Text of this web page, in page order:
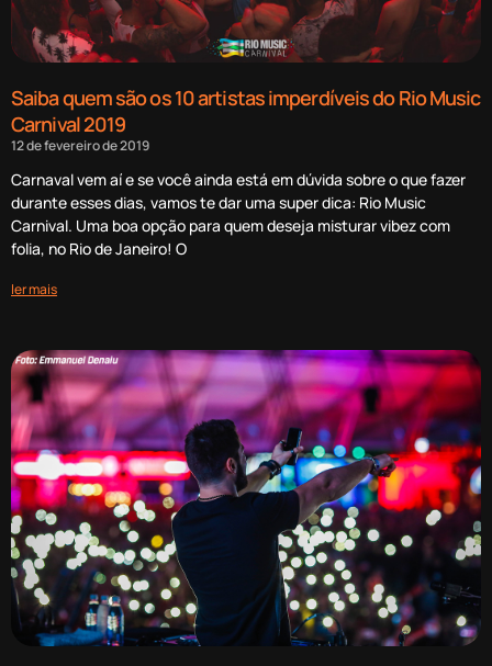
Saiba quem são os 10 artistas imperdíveis do Rio Music
Carnival 2019
12 de fevereiro de 2019
Carnaval vem aí e se você ainda está em dúvida sobre o que fazer
durante esses dias, vamos te dar uma super dica: Rio Music
Carnival. Uma boa opção para quem deseja misturar vibez com
folia, no Rio de Janeiro! O
ler mais